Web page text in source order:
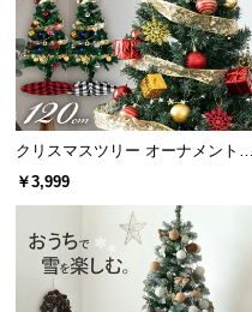
の
配
送
に
つ
い
て
小
型
商
クリスマスツリー オーナメントセ
ット 120cm プレミアムパッケージ
￥3,999